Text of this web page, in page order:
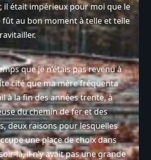
il était impérieux pour moi que le
fût au bon moment à telle et telle
que je n’étais pas revenu à
cité que ma mère fréquenta
à la fin des années trente, à
du chemin de fer et des
deux raisons pour lesquelles
une place de choix dans
là, il n’y avait pas une grande